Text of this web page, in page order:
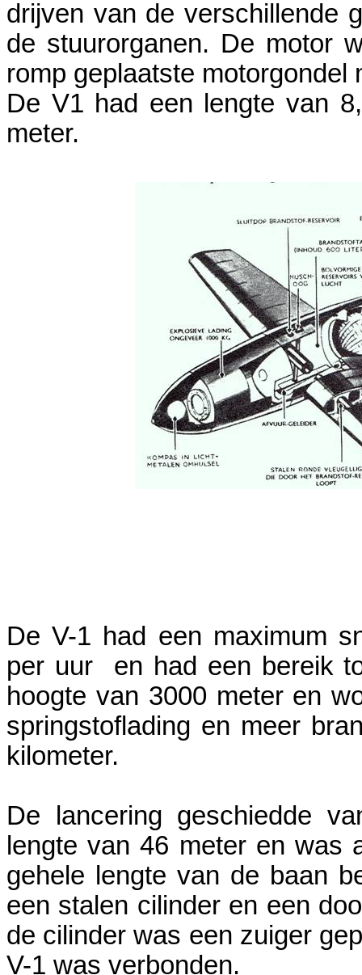
drijven van de verschillende
de stuurorganen. De motor
romp geplaatste motorgondel
De V1 had een lengte van
meter.
De V-1 had een maximum
per uur en had een bereik
hoogte van 3000 meter en
springstoflading en meer
kilometer.
De lancering geschiedde
lengte van 46 meter en was
gehele lengte van de baan
een stalen cilinder en een
de cilinder was een zuiger
V-1 was verbonden.